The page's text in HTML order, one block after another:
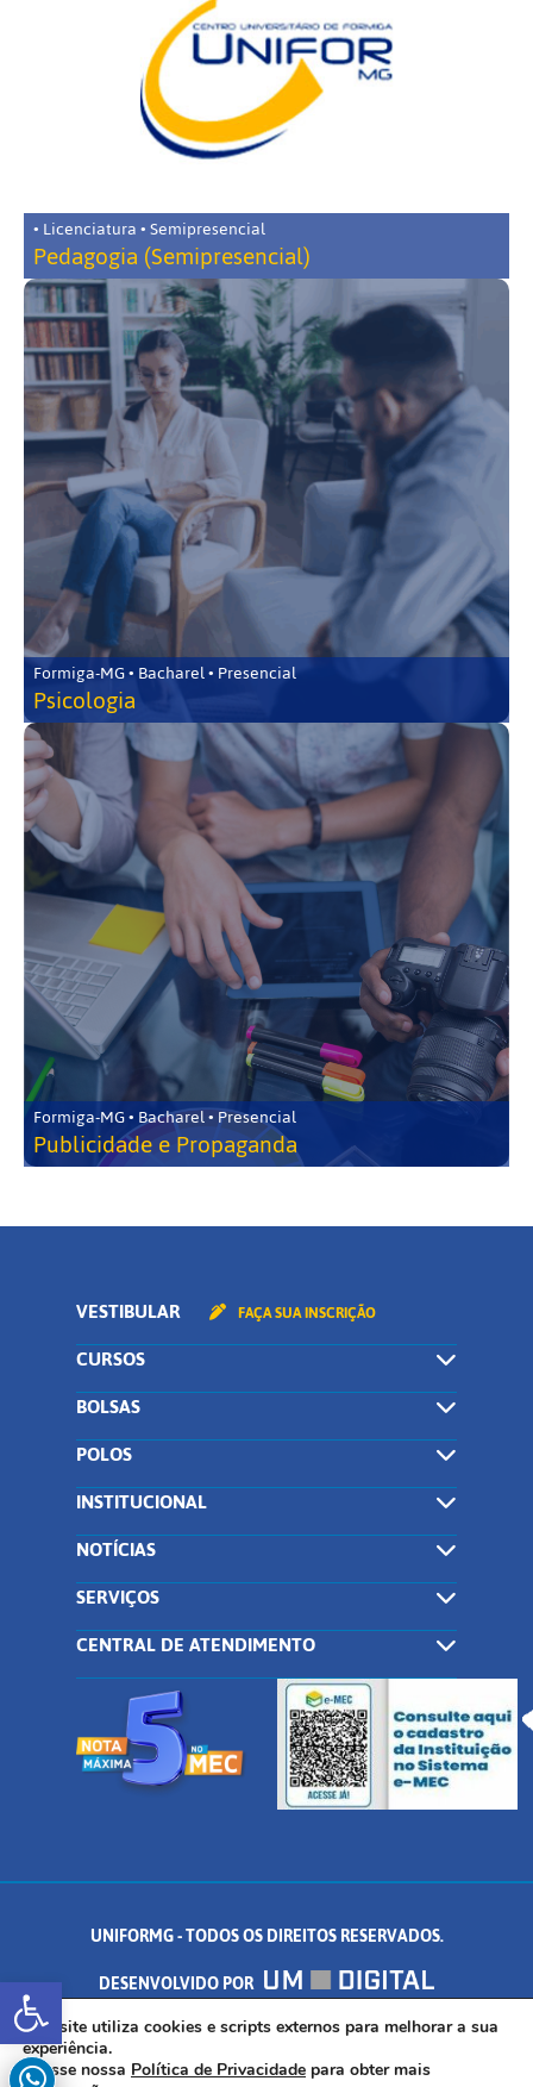
Abrir a barra de ferramentas
• Licenciatura • Semipresencial
Pedagogia (Semipresencial)
Formiga-MG • Bacharel • Presencial
Psicologia
Formiga-MG • Bacharel • Presencial
Publicidade e Propaganda
VESTIBULAR FAÇA SUA INSCRIÇÃO
CURSOS
BOLSAS
POLOS
INSTITUCIONAL
NOTÍCIAS
SERVIÇOS
CENTRAL DE ATENDIMENTO
UNIFORMG - TODOS OS DIREITOS RESERVADOS.
DESENVOLVIDO POR
AV. DR. ARNALDO DE SENNA, 328 - PALMEIRAS, FORMIGA/MG - CEP:
35.574.530
Este site utiliza cookies e scripts externos para melhorar a sua
experiência.
Acesse nossa Política de Privacidade para obter mais